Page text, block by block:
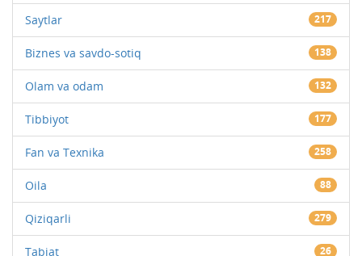
Saytlar 217
Biznes va savdo-sotiq 138
Olam va odam 132
Tibbiyot 177
Fan va Texnika 258
Oila 88
Qiziqarli 279
Tabiat 26